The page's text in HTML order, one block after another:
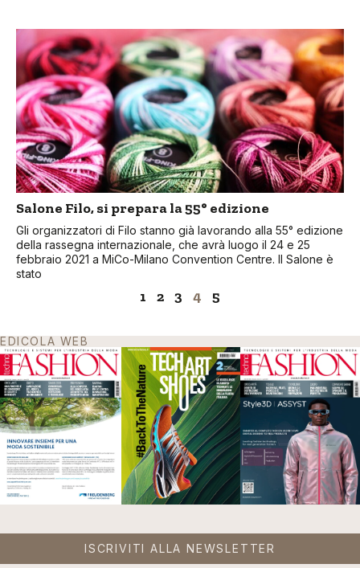
Salone Filo, si prepara la 55° edizione
Gli organizzatori di Filo stanno già lavorando alla 55° edizione
della rassegna internazionale, che avrà luogo il 24 e 25
febbraio 2021 a MiCo-Milano Convention Centre. Il Salone è
stato
1 2 3 4 5
EDICOLA WEB
ISCRIVITI ALLA NEWSLETTER